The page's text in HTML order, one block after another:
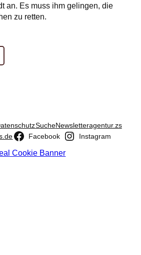
an. Es muss ihm gelingen, die
zu retten.
SucheNewsletteragentur.zs
Facebook Instagram
Cookie Banner